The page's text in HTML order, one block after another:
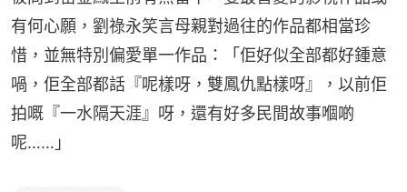
有何心願，劉祿永笑言母親對過往的作品都相當珍
惜，並無特別偏愛單一作品：「佢好似全部都好鍾意
喎，佢全部都話『呢樣呀，雙鳳仇點樣呀』，以前佢
拍嘅『一水隔天涯』呀，還有好多民間故事嗰啲
呢……」